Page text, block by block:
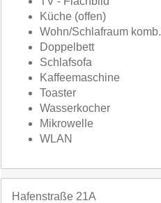
Küche (offen)
Wohn/Schlafraum komb.
Doppelbett
Schlafsofa
Kaffeemaschine
Toaster
Wasserkocher
Mikrowelle
WLAN
Hafenstraße 21A